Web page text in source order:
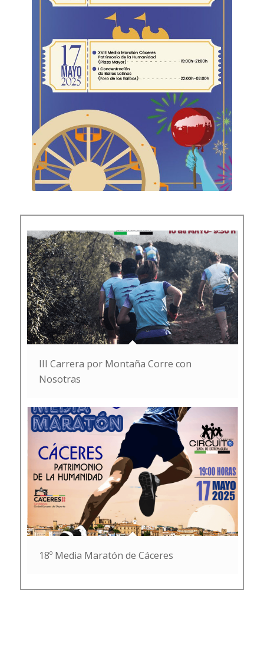
III Carrera por Montaña Corre con
Nosotras
18º Media Maratón de Cáceres